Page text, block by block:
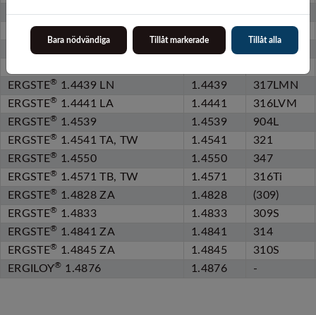
ERGSTE
1.4310 FC, FF, FM, FS 1.4310
301
ERGSTE
® 1.4401
ERGSTE
® 1.4404
ERGSTE® 1.4439 LN 1.4439
317LMN
ERGSTE® 1.4441 LA 1.4441
316LVM
ERGSTE® 1.4539 1.4539
904L
ERGSTE® 1.4541 TA, TW 1.4541
321
ERGSTE® 1.4550 1.4550
347
ERGSTE® 1.4571 TB, TW 1.4571
316Ti
ERGSTE® 1.4828 ZA 1.4828
(309)
ERGSTE® 1.4833 1.4833
309S
ERGSTE® 1.4841 ZA 1.4841
314
ERGSTE® 1.4845 ZA 1.4845
310S
ERGILOY® 1.4876 1.4876 -
Bara nödvändiga Tillåt markerade Tillåt alla